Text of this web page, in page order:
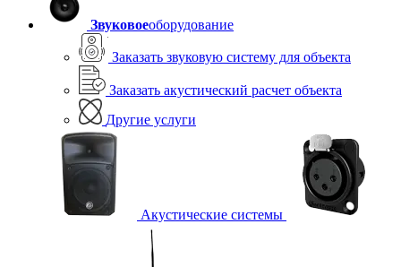
Звуковоеоборудование
Заказать звуковую систему для объекта
Заказать акустический расчет объекта
Другие услуги
Акустические системы